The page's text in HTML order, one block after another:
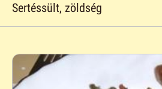
Sertéssült, zöldség